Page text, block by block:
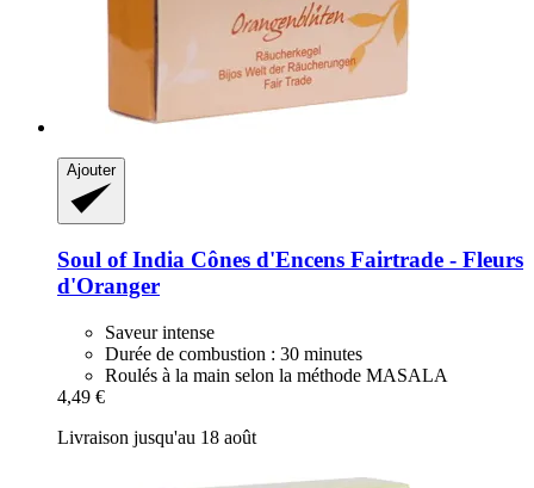
Ajouter
Soul of India Cônes d'Encens Fairtrade -​ Fleurs
d'Oranger
Saveur intense
Durée de combustion : 30 minutes
Roulés à la main selon la méthode MASALA
4,49 €
Livraison jusqu'au 18 août